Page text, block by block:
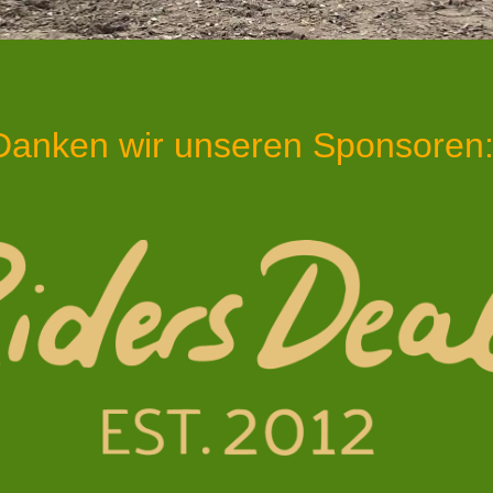
wir unseren Sponsoren: